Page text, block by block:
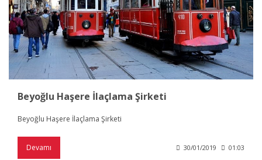
Beyoğlu Haşere İlaçlama Şirketi
Beyoğlu Haşere İlaçlama Şirketi
Devamı 30/01/2019 01:03